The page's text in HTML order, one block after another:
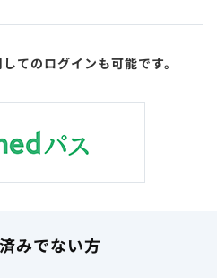
てのログインも可能です。
みでない方